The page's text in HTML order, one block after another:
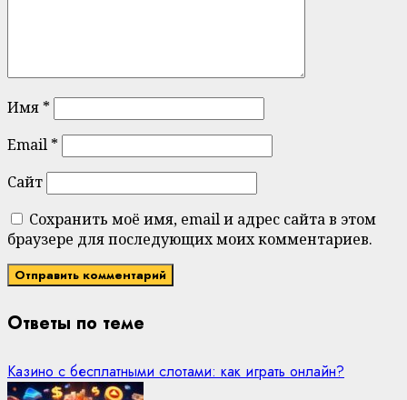
Имя *
Email *
Сайт
Сохранить моё имя, email и адрес сайта в этом
браузере для последующих моих комментариев.
Ответы по теме
Казино с бесплатными слотами: как играть онлайн?